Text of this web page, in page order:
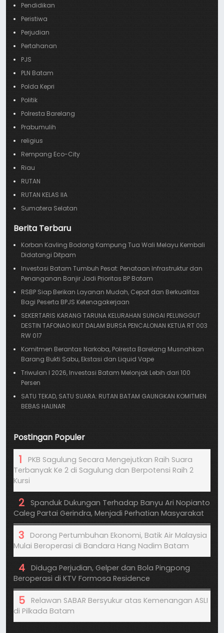
Pendidikan
Peristiwa
Perjudian
Pertahanan
PJS
PLN Batam
Polda Kepri
Politik
Polresta Barelang
Prabumulih
religius
Rempang Eco-City
Riau
RUTAN
RUTAN KELAS IIA
Sumatera Selatan
Berita Terbaru
Korban Kavling Bodong Kampung Tua Wali Melayu Kembali
Didatangi Ditpam
Investasi Batam Tumbuh Pesat: Penataan Infrastruktur dan
Penanganan Banjir Jadi Prioritas BP Batam
RSBP Siap Berikan Layanan Mudah, Cepat dan Berkualitas
Bagi Peserta BPJS Ketenagakerjaan
SEKERTARIS KARANG TARUNA KELURAHAN SUNGAI PELUNGGUT
DESTIN TAFONAO IKUT DALAM BURSA PENCALONAN KETUA RT 003
RW 017
Komitmen Berantas Narkoba, Polresta Barelang Musnahkan
Barang Bukti Sabu, Ekstasi dan Liquid Vape
Triwulan I 2026, Investasi Batam Melonjak Lebih dari 100
Persen
SATU TEKAD, SATU SUARA: RUTAN BATAM GAUNGKAN KOMITMEN
BEBAS HALINAR
Postingan Populer
PKB Sagulung Secara Mengejutkan Raih Suara
Terbanyak Ke 2 di Sagulung dan Berpotensi Raih 2
Kursi
Spanduk Dukungan Terhadap Banyu Ari Nopianto
Caleg Partai Gerindra, Menjadi Perhatian Masyarakat
Dorong Pertumbuhan Ekonomi, Batik Air Malaysia
Mulai Beroperasi di Bandara Hang Nadim Batam
Diduga Perjudian, Gelper dan Bola Pingpong
Beroperasi di KTV Formosa Residence
Relawan SABAR Bersyukur atas Kemenangan ASLI
di Pilkada Batam